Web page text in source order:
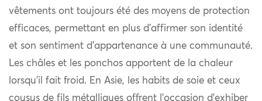
vêtements ont toujours été des moyens de protection
efficaces, permettant en plus d’affirmer son identité
et son sentiment d’appartenance à une communauté.
Les châles et les ponchos apportent de la chaleur
lorsqu’il fait froid. En Asie, les habits de soie et ceux
cousus de fils métalliques offrent l’occasion d’exhiber